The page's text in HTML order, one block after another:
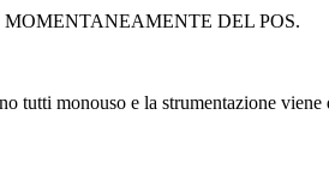
DEL POS.
monouso e la strumentazione